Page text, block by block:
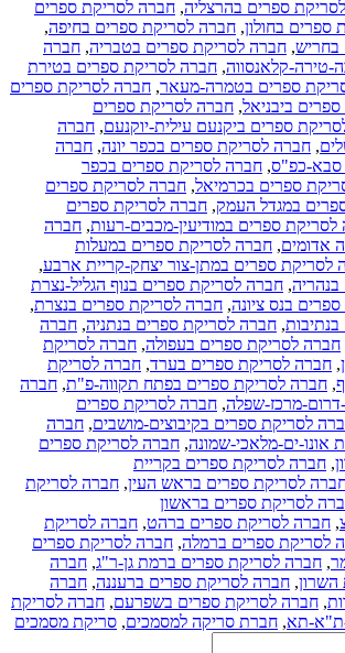
ספרים בהרצליה, חברה לסריקת ספרים
ספרים בחולון, חברה לסריקת ספרים בחיפה,
בחריש, חברה לסריקת ספרים בטבריה, חברה
טירה-קלאנסווה, חברה לסריקת ספרים בטירת
ספרים בטמרה-מעאר, חברה לסריקת ספרים
ביבניאל, חברה לסריקת ספרים
ספרים ביקנעם עילית-יוקנעם, חברה
, חברה לסריקת ספרים בכפר יונה, חברה
סבא-כפ"ס, חברה לסריקת ספרים בכפר
ספרים בכרמיאל, חברה לסריקת ספרים
במגדל העמק, חברה לסריקת ספרים
ספרים במודיעין-מכבים-רעות, חברה
אדומים, חברה לסריקת ספרים במעלות
לסריקת ספרים במתן-צור יצחק-קריית ארבע,
, חברה לסריקת ספרים בנוף הגליל-נצרת
בנס ציונה, חברה לסריקת ספרים בנצרת,
, חברה לסריקת ספרים בנתניה, חברה
חברה לסריקת ספרים בעפולה, חברה לסריקת
, חברה לסריקת ספרים בערד, חברה לסריקת
, חברה לסריקת ספרים בפתח תקווה-פ"ת, חברה
דרום-מרכז-שפלה, חברה לסריקת ספרים
לסריקת ספרים בקיבוצים-מושבים, חברה
אונו-ים-מלאכי-שמונה, חברה לסריקת ספרים
, חברה לסריקת ספרים בקריית
לסריקת ספרים בראש העין, חברה לסריקת
לסריקת ספרים בראשון
, חברה לסריקת ספרים ברהט, חברה לסריקת
לסריקת ספרים ברמלה, חברה לסריקת ספרים
, חברה לסריקת ספרים ברמת גן-ר"ג, חברה
, חברה לסריקת ספרים ברעננה, חברה
, חברה לסריקת ספרים בשפרעם, חברה לסריקת
ת"א-תא, חברת סריקה למסמכים, סריקת מסמכים